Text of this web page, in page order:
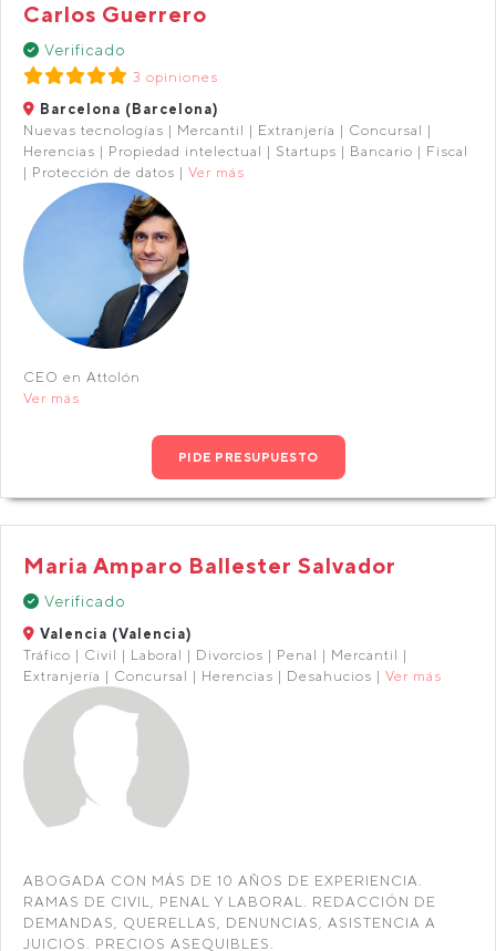
Carlos Guerrero
Verificado
3 opiniones
Barcelona (Barcelona)
Nuevas tecnologías | Mercantil | Extranjería | Concursal |
Herencias | Propiedad intelectual | Startups | Bancario | Fiscal
| Protección de datos | Ver más
CEO en Attolón
Ver más
PIDE PRESUPUESTO
Maria Amparo Ballester Salvador
Verificado
Valencia (Valencia)
Tráfico | Civil | Laboral | Divorcios | Penal | Mercantil |
Extranjería | Concursal | Herencias | Desahucios | Ver más
ABOGADA CON MÁS DE 10 AÑOS DE EXPERIENCIA.
RAMAS DE CIVIL, PENAL Y LABORAL. REDACCIÓN DE
DEMANDAS, QUERELLAS, DENUNCIAS, ASISTENCIA A
JUICIOS. PRECIOS ASEQUIBLES.